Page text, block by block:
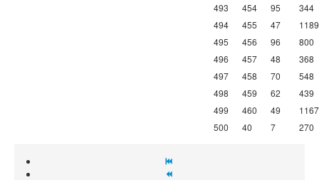
493
454 95
344
494
455 47
1189
495
456 96
800
496
457 48
368
497
458 70
548
498
459 62
439
499
460 49
1167
500
40 7 270